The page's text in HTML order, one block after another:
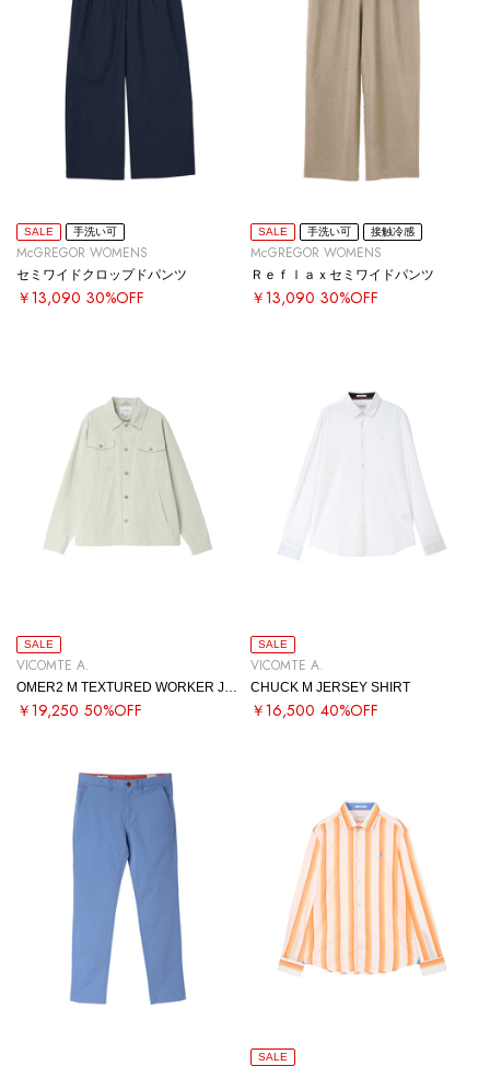
SALE 手洗い可
McGREGOR WOMENS
セミワイドクロップドパンツ
￥13,090 30%OFF
SALE 手洗い可 接触冷感
McGREGOR WOMENS
Ｒｅｆｌａｘセミワイドパンツ
￥13,090 30%OFF
SALE
VICOMTE A.
￥19,250 50%OFF
SALE
VICOMTE A.
CHUCK M JERSEY SHIRT
￥16,500 40%OFF
SALE